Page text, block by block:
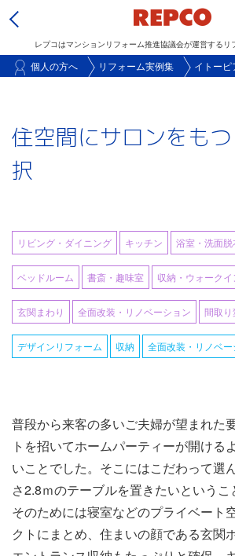
移
動
レプコはマンションリフォーム推進協議会が運営するリ
個人の方へ リフォーム実例集 イトーピ
住空間にサロンをも
択
デザインリフォーム 収納 全面改装・リノベー
リビング・ダイニング キッチン 浴室・洗面脱
ベッドルーム 書斎・趣味室 収納・ウォーク
玄関まわり 全面改装・リノベーション 間取り
普段から来客の多いご夫婦が望まれた
トを招いてホームパーティーが開ける
いことでした。そこにはこだわって選
さ2.8ｍのテーブルを置きたいというこ
そのためには寝室などのプライベート
クトにまとめ、住まいの顔である玄関